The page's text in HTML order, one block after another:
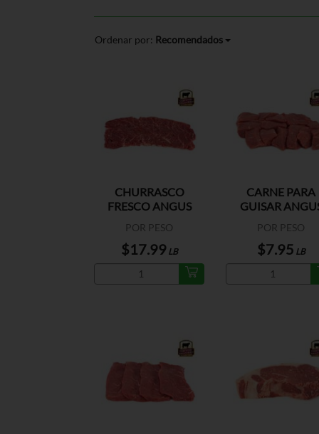
Ordenar por: Recomendados
CHURRASCO
FRESCO ANGUS
POR PESO
$17.99LB
CARNE PARA
GUISAR
POR PESO
$7.95 LB